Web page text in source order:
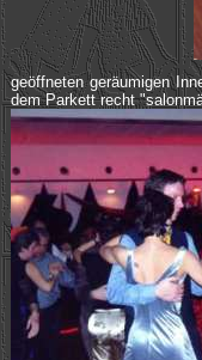
geöffneten geräumigen
dem Parkett recht